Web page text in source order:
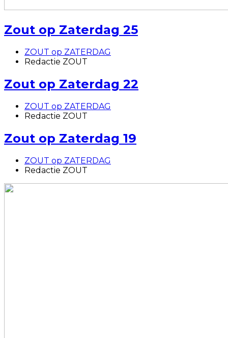
Zout op Zaterdag 25
ZOUT op ZATERDAG
Redactie ZOUT
Zout op Zaterdag 22
ZOUT op ZATERDAG
Redactie ZOUT
Zout op Zaterdag 19
ZOUT op ZATERDAG
Redactie ZOUT